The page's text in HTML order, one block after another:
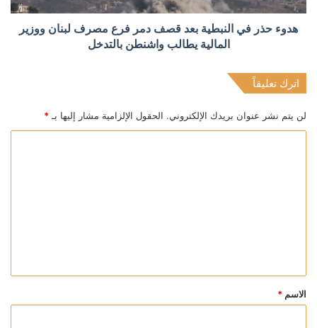
هدوء حذر في النبطية بعد قصف دمر فرع مصرف لبنان ووزير
المالية يطالب واشنطن بالتدخل
اترك تعليقاً
لن يتم نشر عنوان بريدك الإلكتروني. الحقول الإلزامية مشار إليها بـ *
*
الاسم *